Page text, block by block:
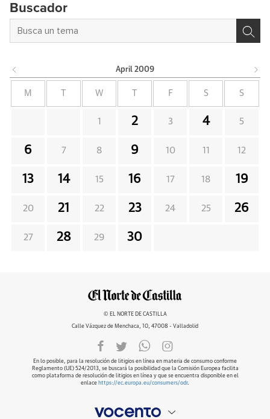
Buscador
April 2009
M W F S S
1 2 3 4 5
6 7 8 9 10 11 12
13 14 15 16 17 18 19
20 21 22 23 24 25 26
27 28 29 30
© EL NORTE DE CASTILLA
Calle Vázquez de Menchaca, 10, 47008 - Valladolid
En lo posible, para la resolución de litigios en línea en materia de consumo conforme
Reglamento (UE) 524/2013, se buscará la posibilidad que la Comisión Europea facilita
como plataforma de resolución de litigios en línea y que se encuentra disponible en el
enlace https://ec.europa.eu/consumers/odr.